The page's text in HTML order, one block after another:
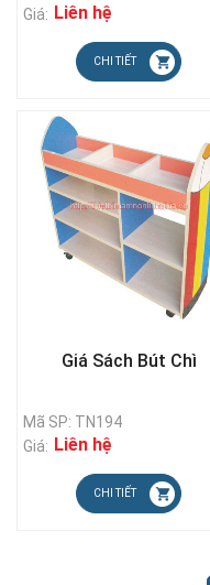
Giá: Liên hệ
CHI TIẾT
Giá Sách Bút Chì
Mã SP: TN194
Giá: Liên hệ
CHI TIẾT